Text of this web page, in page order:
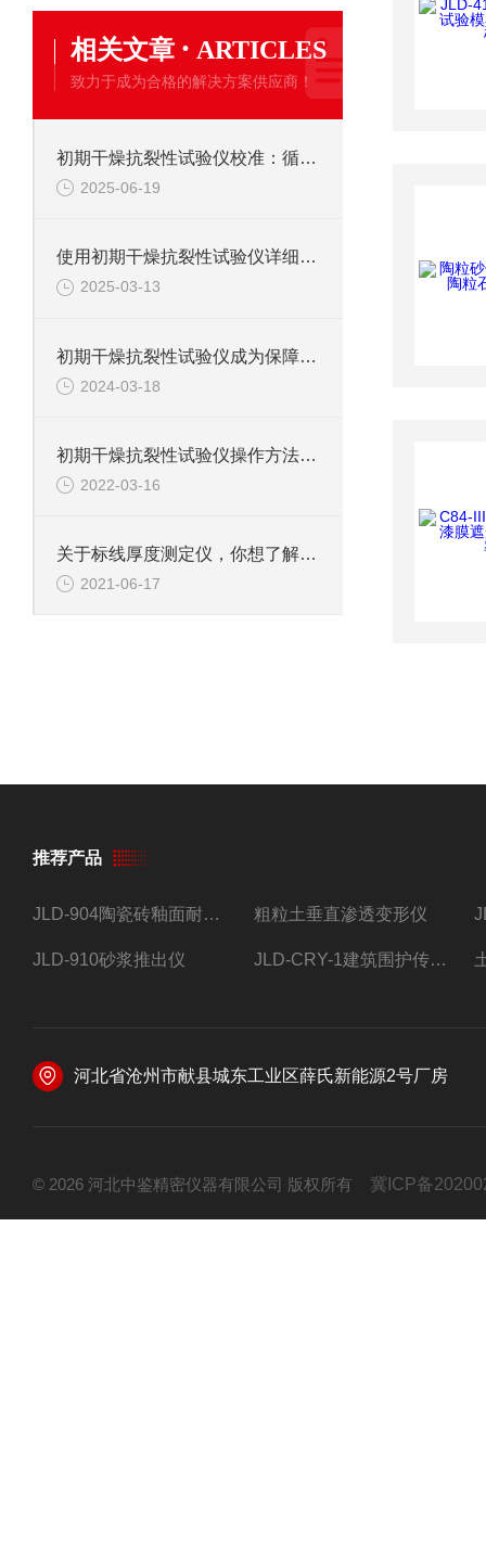
相关文章 · ARTICLES
致力于成为合格的解决方案供应商！
初期干燥抗裂性试验仪校准：循规蹈矩，保障测准
2025-06-19
使用初期干燥抗裂性试验仪详细的操作步骤是什么？
2025-03-13
初期干燥抗裂性试验仪成为保障混凝土制品质量的关键环节
2024-03-18
初期干燥抗裂性试验仪操作方法如下
2022-03-16
关于标线厚度测定仪，你想了解的都在这里了
2021-06-17
推荐产品
JLD-904陶瓷砖釉面耐磨试验仪 粗粒土垂直渗透变形仪
JLD-910砂浆推出仪 JLD-CRY-1建筑围护传热系数现场检测仪仪器
河北省沧州市献县城东工业区薛氏新能源2号厂房
© 2026 河北中鉴精密仪器有限公司 版权所有 冀ICP备